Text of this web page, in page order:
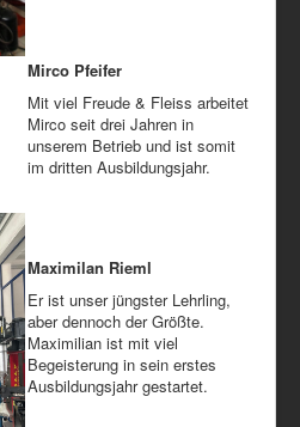
Mirco Pfeifer
Mit viel Freude & Fleiss arbeitet
Mirco seit drei Jahren in
unserem Betrieb und ist somit
im dritten Ausbildungsjahr.
Maximilan Rieml
Er ist unser jüngster Lehrling,
aber dennoch der Größte.
Maximilian ist mit viel
Begeisterung in sein erstes
Ausbildungsjahr gestartet.